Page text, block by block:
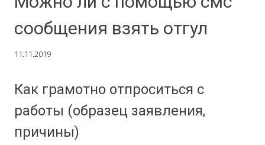
сообщения взять отгул
11.11.2019
Как грамотно отпроситься с
работы (образец заявления,
причины)